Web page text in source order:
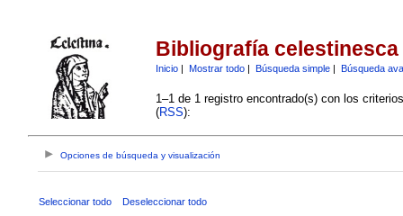
Bibliografía celestinesca
Inicio| Mostrar todo| Búsqueda simple| Búsqueda
1–1 de 1 registro encontrado(s) con los
(RSS):
Opciones de búsqueda y visualización
Seleccionar todo Deseleccionar todo